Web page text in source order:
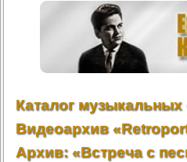
Каталог музыкальных
Видеоархив
Архив: «Встреча с